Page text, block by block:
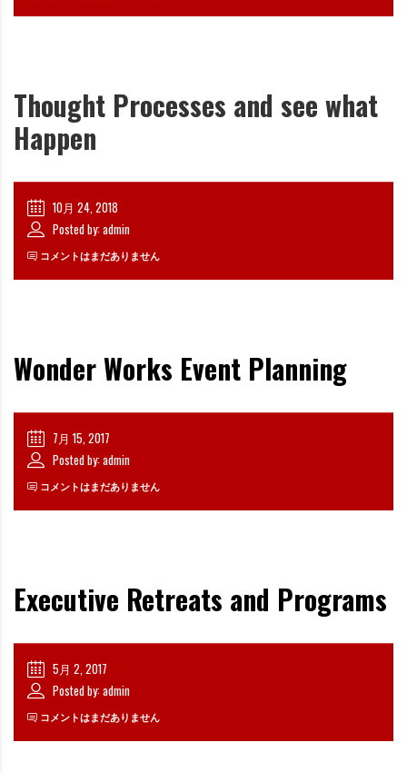
Thought Processes and see what
Happen
10月 24, 2018
Posted by: admin
コメントはまだありません
Wonder Works Event Planning
7月 15, 2017
Posted by: admin
コメントはまだありません
Executive Retreats and Programs
5月 2, 2017
Posted by: admin
コメントはまだありません